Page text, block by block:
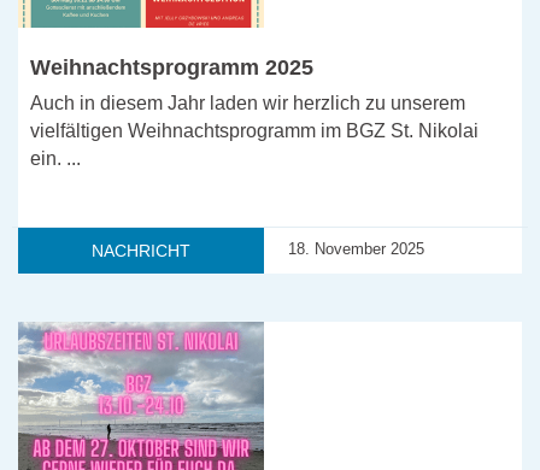
Weihnachtsprogramm 2025
Auch in diesem Jahr laden wir herzlich zu unserem
vielfältigen Weihnachtsprogramm im BGZ St. Nikolai
ein. ...
NACHRICHT 18. November 2025